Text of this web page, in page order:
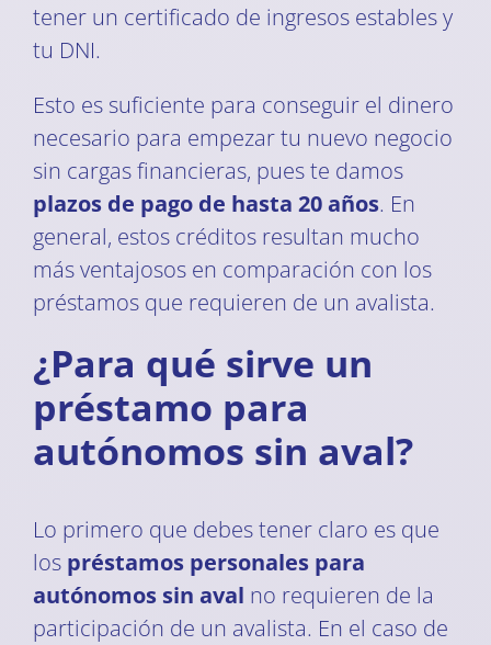
tener un certificado de ingresos estables y
tu DNI.
Esto es suficiente para conseguir el dinero
necesario para empezar tu nuevo negocio
sin cargas financieras, pues te damos
plazos de pago de hasta 20 años. En
general, estos créditos resultan mucho
más ventajosos en comparación con los
préstamos que requieren de un avalista.
¿Para qué sirve un
préstamo para
autónomos sin aval?
Lo primero que debes tener claro es que
los préstamos personales para
autónomos sin aval no requieren de la
participación de un avalista. En el caso de